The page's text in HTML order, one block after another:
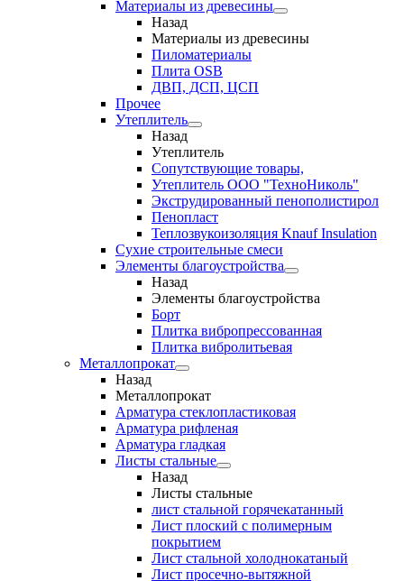
Материалы из древесины
Назад
Материалы из древесины
Пиломатериалы
Плита OSB
ДВП, ДСП, ЦСП
Прочее
Утеплитель
Назад
Утеплитель
Сопутствующие товары,
Утеплитель ООО "ТехноНиколь"
Экструдированный пенополистирол
Пенопласт
Теплозвукоизоляция Knauf Insulation
Сухие строительные смеси
Элементы благоустройства
Назад
Элементы благоустройства
Борт
Плитка вибропрессованная
Плитка вибролитьевая
Металлопрокат
Назад
Металлопрокат
Арматура стеклопластиковая
Арматура рифленая
Арматура гладкая
Листы стальные
Назад
Листы стальные
лист стальной горячекатанный
Лист плоский с полимерным
покрытием
Лист стальной холоднокатаный
Лист просечно-вытяжной